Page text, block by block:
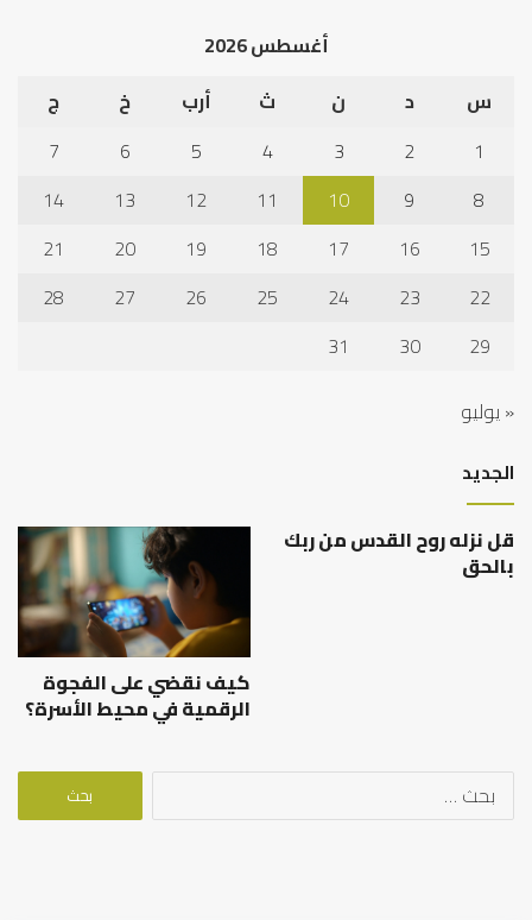
أغسطس 2026
س
د ن ث أرب خ
ج
1
2
3
4
5
6
7
8
9
10
11
12
13
14
15
16
17
18
19
20
21
22
23
24
25
26
27
28
29
30
31
« يوليو
الجديد
قل نزله روح القدس من ربك
بالحق
كيف نقضي على الفجوة
الرقمية في محيط الأسرة؟
البحث